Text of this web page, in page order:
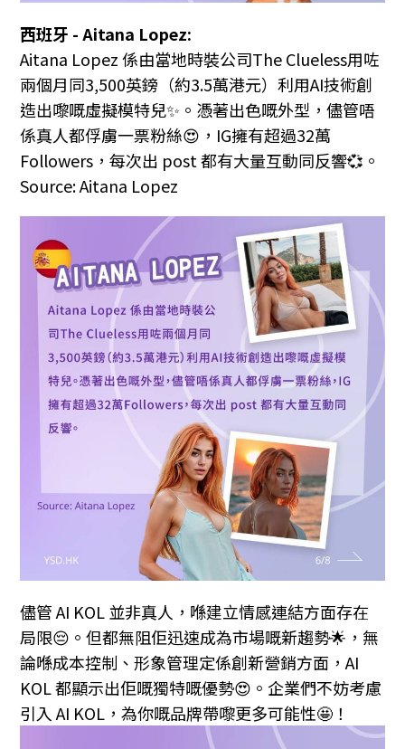
西班牙 - Aitana Lopez:
Aitana Lopez 係由當地時裝公司The Clueless用咗
兩個月同3,500英鎊（約3.5萬港元）利用AI技術創
造出嚟嘅虛擬模特兒✨。憑著出色嘅外型，儘管唔
係真人都俘虜一票粉絲😍，IG擁有超過32萬
Followers，每次出 post 都有大量互動同反響💞。
Source: Aitana Lopez
儘管 AI KOL 並非真人，喺建立情感連結方面存在
局限😔。但都無阻佢迅速成為市場嘅新趨勢🌟，無
論喺成本控制、形象管理定係創新營銷方面，AI
KOL 都顯示出佢嘅獨特嘅優勢😍。企業們不妨考慮
引入 AI KOL，為你嘅品牌帶嚟更多可能性🤩！